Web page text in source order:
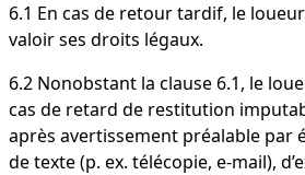
6.1 En cas de retour tardif, le
valoir ses droits légaux.
6.2 Nonobstant la clause 6.1, le
cas de retard de restitution
après avertissement préalable par
de texte (p. ex. télécopie, e-mail),